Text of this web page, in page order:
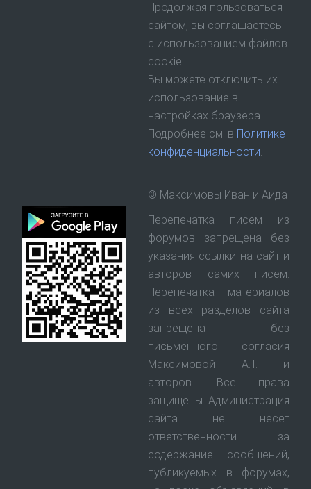
Продолжая пользоваться
сайтом, вы соглашаетесь
с использованием файлов
cookie.
Вы можете отключить их
использование в
настройках браузера.
Подробнее см. в Политике
конфиденциальности.
© Максимовы Иван и Аида
Перепечатка писем из
форумов запрещена без
указания ссылки на сайт и
авторов самих писем.
Перепечатка материалов
из всех разделов сайта
запрещена без
письменного согласия
Максимовой А.Т. и
авторов. Все права
защищены. Администрация
сайта не несет
ответственности за
содержание сообщений,
публикуемых в форумах,